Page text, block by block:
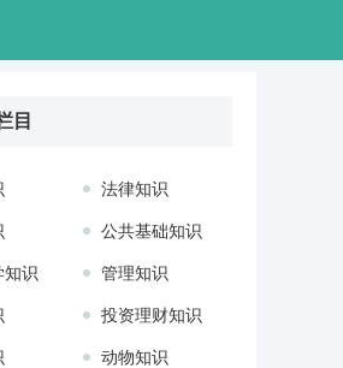
目
法律知识
公共基础知识
知识 管理知识
投资理财知识
动物知识